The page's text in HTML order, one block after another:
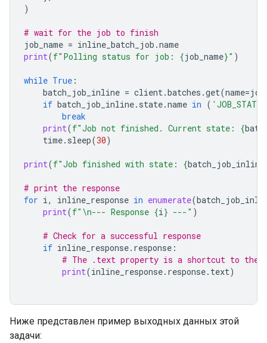
)
# wait for the job to finish
job_name = inline_batch_job .name
print(f"Polling status for job: {job_name}" )
while True :
batch_job_inline = client.batches .get(name=
if batch_job_inline. state.name in (
break
print(f"Job not finished. Current state: {
time. sleep(30)
print(f"Job finished with state: {batch_job_inline
# print the response
for i, inline_response in enumerate(
print(f" \n--- Response {i} ---" )
# Check for a successful response
if inline_response. response :
# The .text property is a shortcut to the
print(inline_response. response. text)
Ниже представлен пример выходных данных этой
задачи: